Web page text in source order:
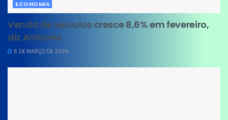
ECONOMIA
Venda de veículos cresce 8,6% em fevereiro,
diz Anfavea
6 DE MARÇO DE 2026